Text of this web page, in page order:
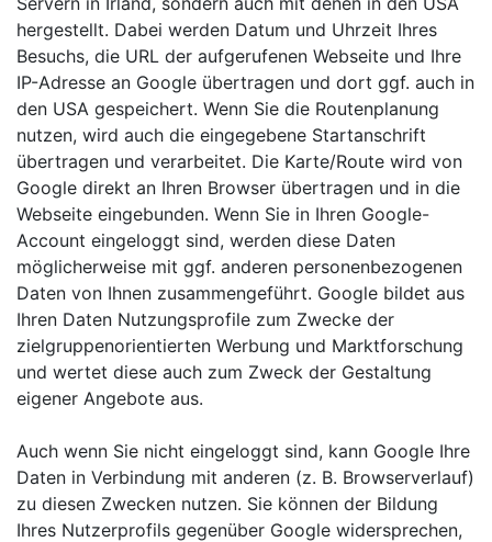
hergestellt. Dabei werden Datum und Uhrzeit Ihres
Besuchs, die URL der aufgerufenen Webseite und Ihre
IP-Adresse an Google übertragen und dort ggf. auch in
den USA gespeichert. Wenn Sie die Routenplanung
nutzen, wird auch die eingegebene Startanschrift
übertragen und verarbeitet. Die Karte/Route wird von
Google direkt an Ihren Browser übertragen und in die
Webseite eingebunden. Wenn Sie in Ihren Google-
Account eingeloggt sind, werden diese Daten
möglicherweise mit ggf. anderen personenbezogenen
Daten von Ihnen zusammengeführt. Google bildet aus
Ihren Daten Nutzungsprofile zum Zwecke der
zielgruppenorientierten Werbung und Marktforschung
und wertet diese auch zum Zweck der Gestaltung
eigener Angebote aus.
Auch wenn Sie nicht eingeloggt sind, kann Google Ihre
Daten in Verbindung mit anderen (z. B. Browserverlauf)
zu diesen Zwecken nutzen. Sie können der Bildung
Ihres Nutzerprofils gegenüber Google widersprechen,